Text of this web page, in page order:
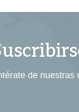
de nuestras